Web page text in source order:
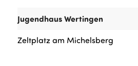
Jugendhaus Wertingen
Zeltplatz am Michelsberg